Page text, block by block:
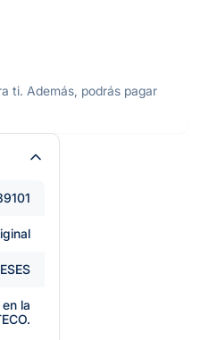
ti. Además, podrás pagar
la